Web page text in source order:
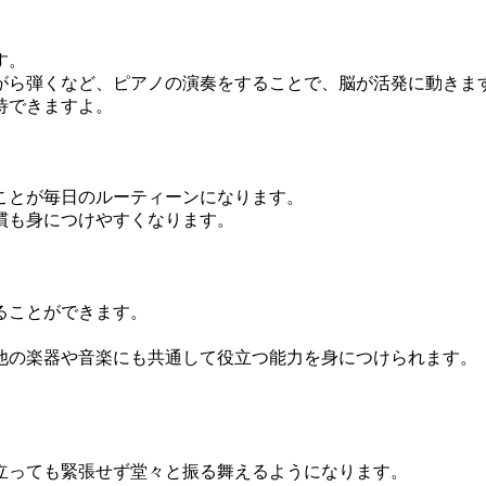
弾くなど、ピアノの演奏をすることで、脳が活発に動きま
きますよ。
が毎日のルーティーンになります。
身につけやすくなります。
とができます。
楽器や音楽にも共通して役立つ能力を身につけられます。
ても緊張せず堂々と振る舞えるようになります。